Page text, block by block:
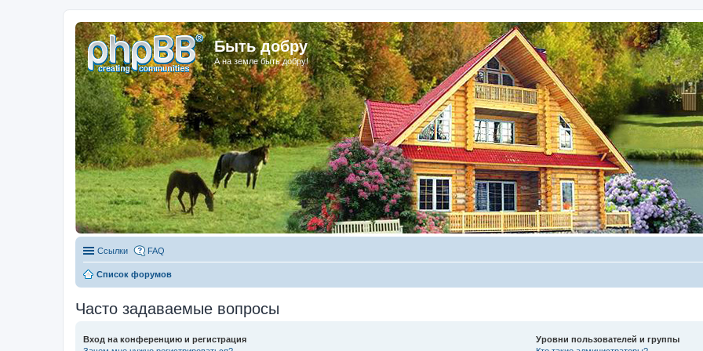
Быть добру
А на земле быть добру!
Ссылки FAQ
Список форумов
Часто задаваемые вопросы
Вход на конференцию и регистрация
Уровни пользователей и группы